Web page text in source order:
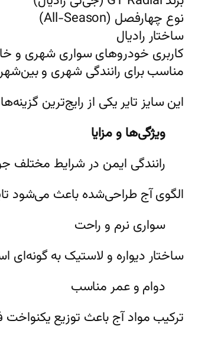
نوع چهارفصل (All-Season)
ساختار رادیال
کاربری خودروهای سواری شهری و
مناسب برای رانندگی شهری و
این سایز تایر یکی از رایج‌ترین
ویژگی‌ها و مزایا
رانندگی ایمن در شرایط مختلف
الگوی آج طراحی‌شده باعث می‌شود
سواری نرم و راحت
ساختار دیواره و لاستیک به
دوام و عمر مناسب
ترکیب مواد آج باعث توزیع